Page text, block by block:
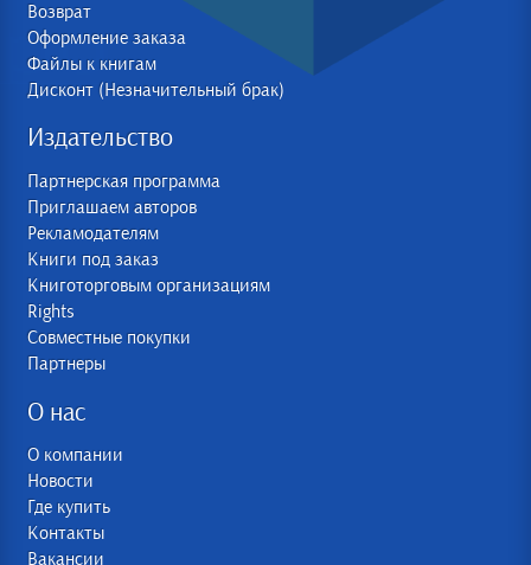
Возврат
Оформление заказа
Файлы к книгам
Дисконт (Незначительный брак)
Издательство
Партнерская программа
Приглашаем авторов
Рекламодателям
Книги под заказ
Книготорговым организациям
Rights
Совместные покупки
Партнеры
О нас
О компании
Новости
Где купить
Контакты
Вакансии